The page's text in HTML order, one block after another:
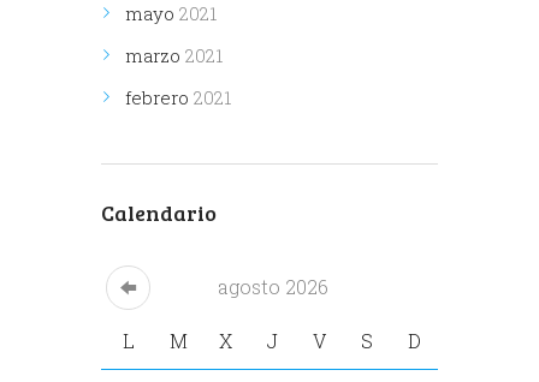
mayo 2021
marzo 2021
febrero 2021
Calendario
agosto 2026
L M X J V S D